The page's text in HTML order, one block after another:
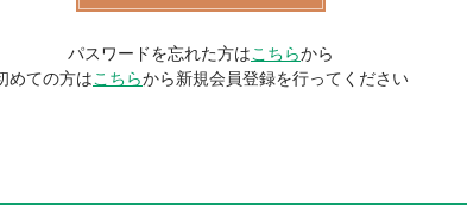
パスワードを忘れた方はこちらから
めての方はこちらから新規会員登録を行ってください